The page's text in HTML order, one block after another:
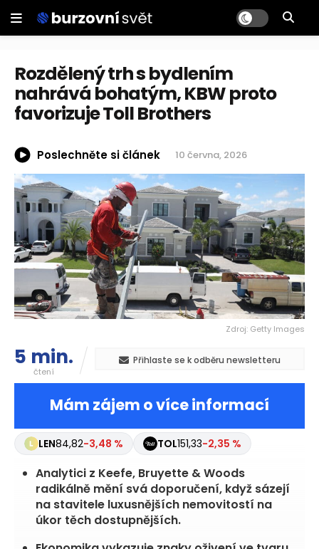
Rozdělený trh s bydlením
nahrává bohatým, KBW proto
favorizuje Toll Brothers
Poslechněte si článek 10 června, 2026
Zdroj: Getty Images
5 min.
čtení
Přihlaste se k odběru newsletteru
Mám zájem o více informací
LEN84,82-3,48 % TOL151,33-2,35 %
Analytici z Keefe, Bruyette & Woods
radikálně mění svá doporučení, když sázejí
na stavitele luxusnějších nemovitostí na
úkor těch dostupnějších.